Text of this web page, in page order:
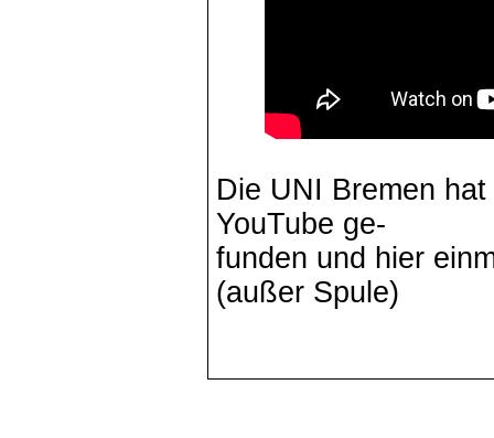
Die UNI Bremen
YouTube ge-
funden und hier
(außer Spule)